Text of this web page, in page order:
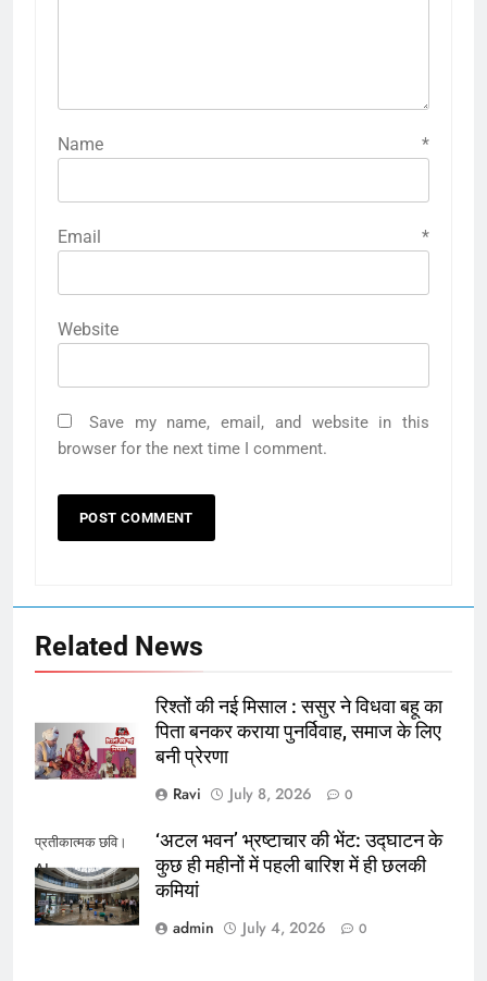
Name *
Email *
Website
Save my name, email, and website in this
browser for the next time I comment.
Related News
रिश्तों की नई मिसाल : ससुर ने विधवा बहू का
पिता बनकर कराया पुनर्विवाह, समाज के लिए
बनी प्रेरणा
Ravi
July 8, 2026 0
प्रतीकात्मक छवि।
AI
‘अटल भवन’ भ्रष्टाचार की भेंट: उद्घाटन के
कुछ ही महीनों में पहली बारिश में ही छलकी
कमियां
admin
July 4, 2026 0